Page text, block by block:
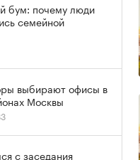
бум: почему люди
семейной
выбирают офисы в
Москвы
с заседания